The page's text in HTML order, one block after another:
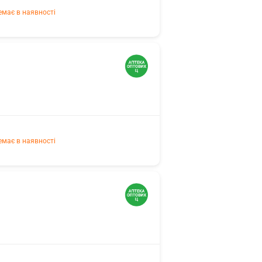
в наявності
в наявності